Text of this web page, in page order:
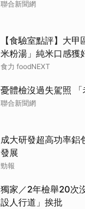
聯合新聞網
【食驗室點評】大
米粉湯」純米口感
到存在感
食力 foodNEXT
憂體檢沒過失駕照
聯合新聞網
成大研發超高功率鋁
發展
勁報
獨家／2年檢舉20次
設人行道」挨批